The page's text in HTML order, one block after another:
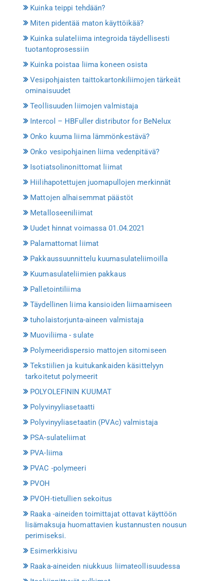
Kuinka teippi tehdään?
Miten pidentää maton käyttöikää?
Kuinka sulateliima integroida täydellisesti
tuotantoprosessiin
Kuinka poistaa liima koneen osista
Vesipohjaisten taittokartonkiliimojen tärkeät
ominaisuudet
Teollisuuden liimojen valmistaja
Intercol – HBFuller distributor for BeNelux
Onko kuuma liima lämmönkestävä?
Onko vesipohjainen liima vedenpitävä?
Isotiatsolinonittomat liimat
Hiilihapotettujen juomapullojen merkinnät
Mattojen alhaisemmat päästöt
Metalloseeniliimat
Uudet hinnat voimassa 01.04.2021
Palamattomat liimat
Pakkaussuunnittelu kuumasulateliimoilla
Kuumasulateliimien pakkaus
Palletointiliima
Täydellinen liima kansioiden liimaamiseen
tuholaistorjunta-aineen valmistaja
Muoviliima - sulate
Polymeeridispersio mattojen sitomiseen
Tekstiilien ja kuitukankaiden käsittelyyn
tarkoitetut polymeerit
POLYOLEFININ KUUMAT
Polyvinyyliasetaatti
Polyvinyyliasetaatin (PVAc) valmistaja
PSA-sulateliimat
PVA-liima
PVAC -polymeeri
PVOH
PVOH-tietullien sekoitus
Raaka -aineiden toimittajat ottavat käyttöön
lisämaksuja huomattavien kustannusten nousun
perimiseksi.
Esimerkkisivu
Raaka-aineiden niukkuus liimateollisuudessa